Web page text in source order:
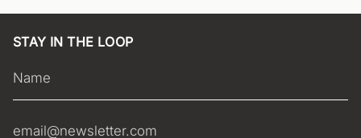
STAY IN THE LOOP